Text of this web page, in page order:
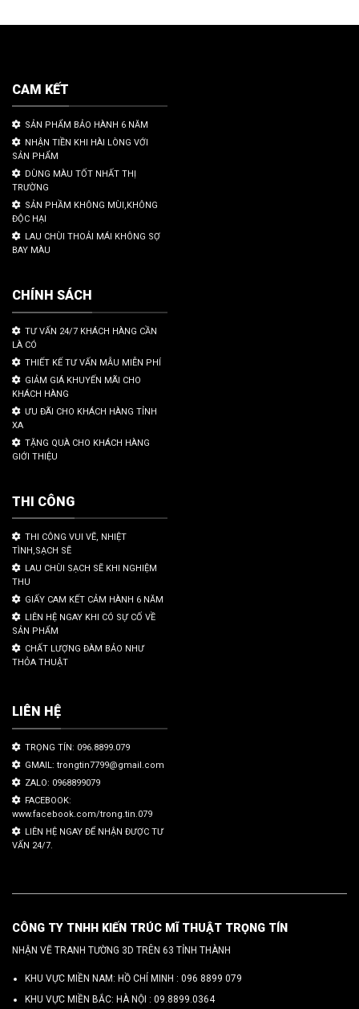
CAM KẾT
SẢN PHẨM BẢO HÀNH 6 NĂM
NHẬN TIỀN KHI HÀI LÒNG VỚI
SẢN PHẨM
DÙNG MÀU TỐT NHẤT THỊ
TRƯỜNG
SẢN PHẦM KHÔNG MÙI,KHÔNG
ĐỘC HẠI
LAU CHÙI THOẢI MÁI KHÔNG SỢ
BAY MÀU
CHÍNH SÁCH
TƯ VẤN 24/7 KHÁCH HÀNG CẦN
LÀ CÓ
THIẾT KẾ TƯ VẤN MẪU MIỄN PHÍ
GIẢM GIÁ KHUYẾN MÃI CHO
KHÁCH HÀNG
ƯU ĐÃI CHO KHÁCH HÀNG TỈNH
XA
TẶNG QUÀ CHO KHÁCH HÀNG
GIỚI THIỆU
THI CÔNG
THI CÔNG VUI VẼ, NHIỆT
TÌNH,SẠCH SẼ
LAU CHÙI SẠCH SẼ KHI NGHIỆM
THU
GIẤY CAM KẾT CẢM HÀNH 6 NĂM
LIÊN HỆ NGAY KHI CÓ SỰ CỐ VỀ
SẢN PHẨM
CHẤT LƯỢNG ĐÀM BẢO NHƯ
THỎA THUẬT
LIÊN HỆ
TRỌNG TÍN: 096.8899.079
GMAIL: trongtin7799@gmail.com
ZALO: 0968899079
FACEBOOK:
www.facebook.com/trong.tin.079
LIÊN HỆ NGAY ĐỂ NHẬN ĐƯỢC TƯ
VẤN 24/7.
CÔNG TY TNHH KIẾN TRÚC MĨ THUẬT TRỌNG TÍN
NHẬN VẼ TRANH TƯỜNG 3D TRÊN 63 TỈNH THÀNH
KHU VỰC MIỀN NAM: HỒ CHÍ MINH : 096 8899 079
KHU VỰC MIỀN BẮC: HÀ NỘI : 09.8899.0364